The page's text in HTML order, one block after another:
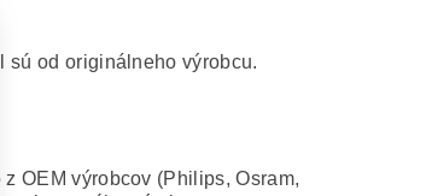
sú od originálneho výrobcu.
OEM výrobcov (Philips, Osram,